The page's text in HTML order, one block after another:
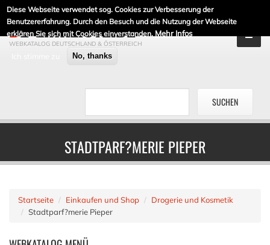
Diese Webseite verwendet sog. Cookies zur Verbesserung der
Benutzererfahrung. Durch den Besuch und die Nutzung der Webseite
erklären Sie sich mit Cookies einverstanden. Mehr Infos
No, thanks
DE-LINKLISTE.DE
WEBKATALOG DEUTSCHLAND & ÖSTERREICH
STADTPARF?MERIE PIEPER
Startseite Einkaufen und Shop
Drogerie und Kosmetik
Stadtparf?merie Pieper